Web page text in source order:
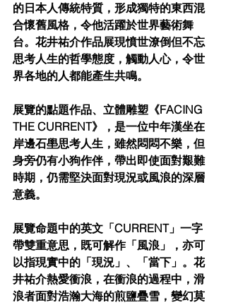
的⽇本⼈傳統特質，形成獨特的東⻄混
合懷舊⾵格，令他活躍於世界藝術舞
台。花井祐介作品展現憤世潦倒但不忘
思考⼈⽣的哲學態度，觸動⼈⼼，令世
界各地的⼈都能產⽣共鳴。
展覽的點題作品、⽴體雕塑《FACING
THE CURRENT》，是⼀位中年漢坐在
岸邊⽯壆思考⼈⽣，雖然悶悶不樂，但
⾝旁仍有⼩狗作伴，帶出即使⾯對艱難
時期，仍需堅決⾯對現況或⾵浪的深層
意義。
展覽命題中的英⽂「CURRENT」⼀字
帶雙重意思，既可解作「⾵浪」，亦可
以指現實中的「現況」、「當下」。花
井祐介熱愛衝浪，在衝浪的過程中，滑
浪者⾯對浩瀚⼤海的煎鹽疊雪，變幻莫